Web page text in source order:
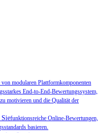
modularen Plattformkomponenten
End-to-End-Bewertungssystem,
motivieren und die Qualität der
funktionsreiche Online-Bewertungen,
basieren.